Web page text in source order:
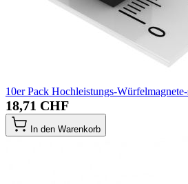
10er Pack Hochleistungs-
18,71 CHF
In den Warenkorb